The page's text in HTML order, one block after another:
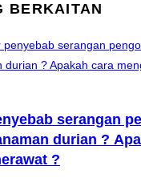
BERKAITAN
serangan
durian ?
?